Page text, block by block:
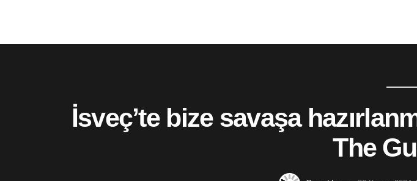
İsveç’te bize savaşa
The